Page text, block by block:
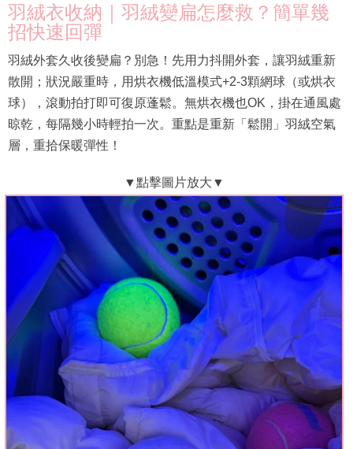
羽絨衣收納｜羽絨變扁怎麼救？簡單幾
招快速回彈
羽絨外套久收後變扁？別急！先用力抖開外套，讓羽絨重新
散開；狀況嚴重時，用烘衣機低溫模式+2-3顆網球（或烘衣
球），滾動拍打即可復原蓬鬆。無烘衣機也OK，掛在通風處
晾乾，每隔幾小時輕拍一次。重點是重新「鬆開」羽絨空氣
層，重拾保暖彈性！